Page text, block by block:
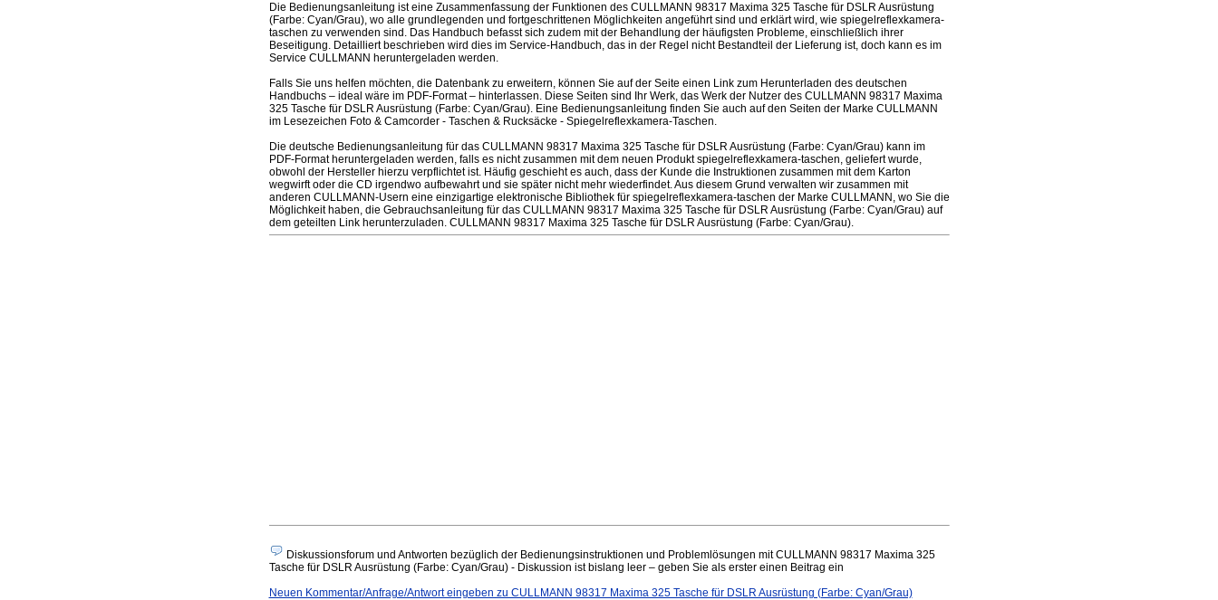
Die Bedienungsanleitung ist eine Zusammenfassung der Funktionen des CULLMANN 98317 Maxima 325 Tasche für DSLR Ausrüstung
(Farbe: Cyan/Grau), wo alle grundlegenden und fortgeschrittenen Möglichkeiten angeführt sind und erklärt wird, wie spiegelreflexkamera-
taschen zu verwenden sind. Das Handbuch befasst sich zudem mit der Behandlung der häufigsten Probleme, einschließlich ihrer
Beseitigung. Detailliert beschrieben wird dies im Service-Handbuch, das in der Regel nicht Bestandteil der Lieferung ist, doch kann es im
Service CULLMANN heruntergeladen werden.
Falls Sie uns helfen möchten, die Datenbank zu erweitern, können Sie auf der Seite einen Link zum Herunterladen des deutschen
Handbuchs – ideal wäre im PDF-Format – hinterlassen. Diese Seiten sind Ihr Werk, das Werk der Nutzer des CULLMANN 98317 Maxima
325 Tasche für DSLR Ausrüstung (Farbe: Cyan/Grau). Eine Bedienungsanleitung finden Sie auch auf den Seiten der Marke CULLMANN
im Lesezeichen Foto & Camcorder - Taschen & Rucksäcke - Spiegelreflexkamera-Taschen.
Die deutsche Bedienungsanleitung für das CULLMANN 98317 Maxima 325 Tasche für DSLR Ausrüstung (Farbe: Cyan/Grau) kann im
PDF-Format heruntergeladen werden, falls es nicht zusammen mit dem neuen Produkt spiegelreflexkamera-taschen, geliefert wurde,
obwohl der Hersteller hierzu verpflichtet ist. Häufig geschieht es auch, dass der Kunde die Instruktionen zusammen mit dem Karton
wegwirft oder die CD irgendwo aufbewahrt und sie später nicht mehr wiederfindet. Aus diesem Grund verwalten wir zusammen mit
anderen CULLMANN-Usern eine einzigartige elektronische Bibliothek für spiegelreflexkamera-taschen der Marke CULLMANN, wo Sie die
Möglichkeit haben, die Gebrauchsanleitung für das CULLMANN 98317 Maxima 325 Tasche für DSLR Ausrüstung (Farbe: Cyan/Grau) auf
dem geteilten Link herunterzuladen. CULLMANN 98317 Maxima 325 Tasche für DSLR Ausrüstung (Farbe: Cyan/Grau).
Diskussionsforum und Antworten bezüglich der Bedienungsinstruktionen und Problemlösungen mit CULLMANN 98317 Maxima 325
Tasche für DSLR Ausrüstung (Farbe: Cyan/Grau) - Diskussion ist bislang leer – geben Sie als erster einen Beitrag ein
Neuen Kommentar/Anfrage/Antwort eingeben zu CULLMANN 98317 Maxima 325 Tasche für DSLR Ausrüstung (Farbe: Cyan/Grau)